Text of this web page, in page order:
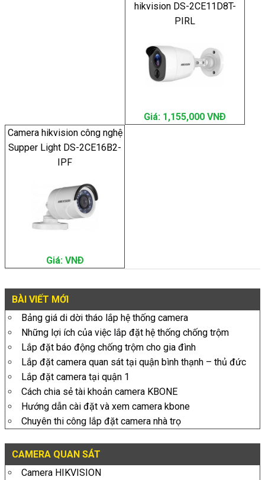
hikvision DS-2CE11D8T-
PIRL
Giá: 1,155,000 VNÐ
Camera hikvision công nghệ
Supper Light DS-2CE16B2-
IPF
Giá: VNÐ
BÀI VIẾT MỚI
Bảng giá di dời tháo lắp hệ thống camera
Những lợi ích của việc lắp đặt hệ thống chống trộm
Lắp đặt báo động chống trộm cho gia đình
Lắp đặt camera quan sát tại quận bình thạnh – thủ đức
Lắp đặt camera tại quận 1
Cách chia sẻ tài khoản camera KBONE
Hướng dẫn cài đặt và xem camera kbone
Chuyên thi công lắp đặt camera nhà trọ
CAMERA QUAN SÁT
Camera HIKVISION